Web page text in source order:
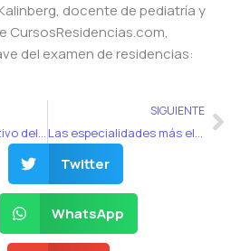
docente de pediatría y
CursosResidencias.com,
del examen de residencias:
Cronograma tentativo del examen de residencias de Córdoba 2021
SIGUIENTE
Las especialidades más elegidas para el examen de residencias médicas 2021
Twitter
WhatsApp